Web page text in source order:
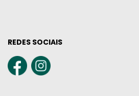
REDES SOCIAIS